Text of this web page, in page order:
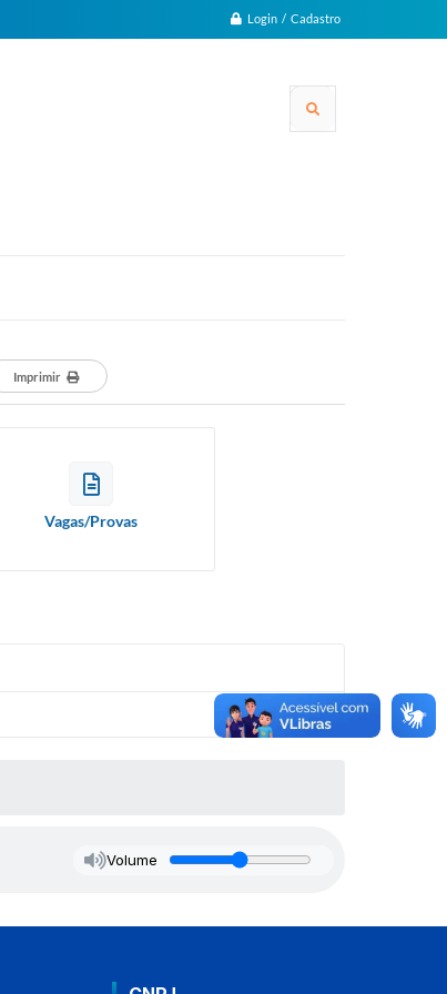
Login / Cadastro
Imprimir
Vagas/Provas
Volume